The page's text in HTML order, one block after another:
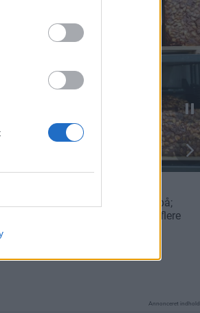
Annonceret indhold